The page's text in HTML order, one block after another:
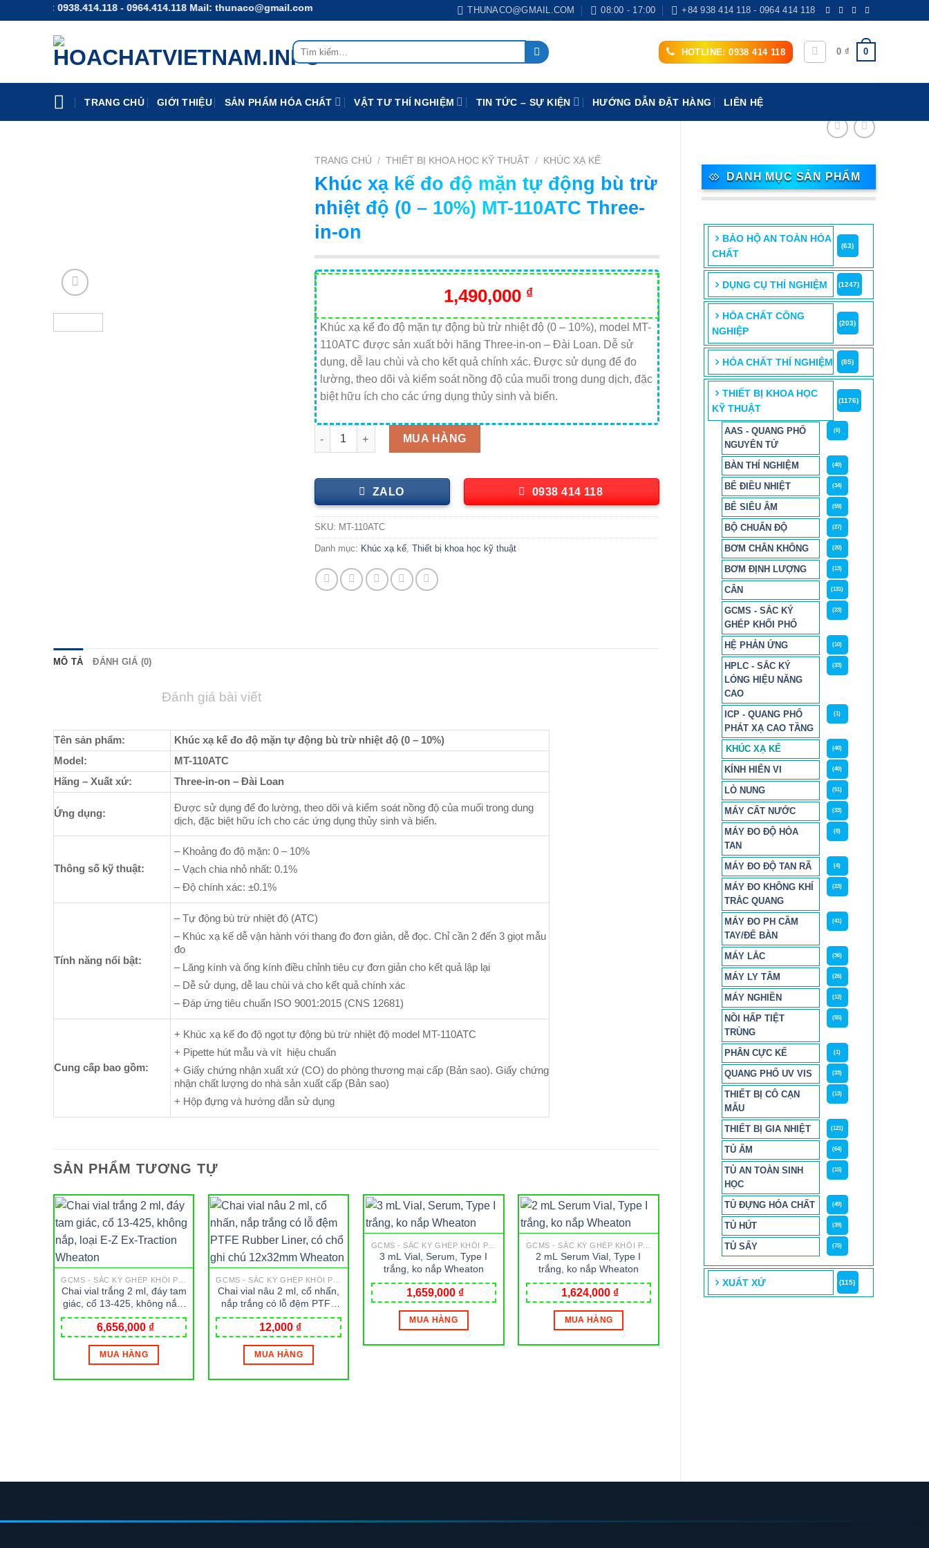
0938.414.118 - 0964.414.118 Mail: thunaco@gmail.com THUNACO@GMAIL.COM 08:00 - 17:00 +84 938 414 118 - 0964 414 118
Tìm
kiếm:
HOTLINE: 0938 414 118 0 ₫ 0
TRANG CHỦ GIỚI THIỆU SẢN PHẨM HÓA CHẤT VẬT TƯ THÍ NGHIỆM TIN TỨC – SỰ KIỆN HƯỚNG DẪN ĐẶT HÀNG LIÊN HỆ
DANH MỤC SẢN PHẨM
BẢO HỘ AN TOÀN HÓA
CHẤT
(63)
DỤNG CỤ THÍ NGHIỆM (1247)
HÓA CHẤT CÔNG
NGHIỆP
(203)
HÓA CHẤT THÍ NGHIỆM (85)
THIẾT BỊ KHOA HỌC
KỸ THUẬT
(1176)
AAS - QUANG PHỔ
NGUYÊN TỬ
(6)
BÀN THÍ NGHIỆM (40)
BỂ ĐIỀU NHIỆT (34)
BỂ SIÊU ÂM (59)
BỘ CHUẨN ĐỘ (27)
BƠM CHÂN KHÔNG (20)
BƠM ĐỊNH LƯỢNG (13)
CÂN (131)
GCMS - SẮC KÝ
GHÉP KHỐI PHỔ
(23)
HỆ PHẢN ỨNG (10)
HPLC - SẮC KÝ
LỎNG HIỆU NĂNG
CAO
(33)
ICP - QUANG PHỔ
PHÁT XẠ CAO TẦNG
(1)
KHÚC XẠ KẾ (40)
KÍNH HIỂN VI (40)
LÒ NUNG (51)
MÁY CẤT NƯỚC (33)
MÁY ĐO ĐỘ HÒA
TAN
(8)
MÁY ĐO ĐỘ TAN RÃ (4)
MÁY ĐO KHÔNG KHÍ
TRẮC QUANG
(23)
MÁY ĐO PH CẦM
TAY/ĐỂ BÀN
(41)
MÁY LẮC (36)
MÁY LY TÂM (26)
MÁY NGHIỀN (12)
NỒI HẤP TIỆT
TRÙNG
(55)
PHÂN CỰC KẾ (1)
QUANG PHỔ UV VIS (33)
THIẾT BỊ CÔ CẠN
MẪU
(13)
THIẾT BỊ GIA NHIỆT (121)
TỦ ẤM (64)
TỦ AN TOÀN SINH
HỌC
(15)
TỦ ĐỰNG HÓA CHẤT (49)
TỦ HÚT (39)
TỦ SẤY (75)
XUẤT XỨ (115)
TRANG CHỦ / THIẾT BỊ KHOA HỌC KỸ THUẬT / KHÚC XẠ KẾ
Khúc xạ kế đo độ mặn tự động bù trừ
nhiệt độ (0 – 10%) MT-110ATC Three-
in-on
1,490,000 ₫
Khúc xạ kế đo độ mặn tự động bù trừ nhiệt độ (0 – 10%), model MT-
110ATC được sản xuất bởi hãng Three-in-on – Đài Loan. Dễ sử
dụng, dễ lau chùi và cho kết quả chính xác. Được sử dụng để đo
lường, theo dõi và kiểm soát nồng độ của muối trong dung dịch, đặc
biệt hữu ích cho các ứng dụng thủy sinh và biển.
Khúc xạ kế đo độ mặn tự động bù trừ nhiệt độ (0 – 10%) MT-110ATC Three-in-on số lượng
MUA HÀNG
ZALO 0938 414 118
SKU: MT-110ATC
Danh mục: Khúc xạ kế, Thiết bị khoa học kỹ thuật
MÔ TẢ ĐÁNH GIÁ (0)
Đánh giá bài viết
Tên sản phẩm:
Khúc xạ kế đo độ mặn tự động bù trừ nhiệt độ (0 – 10%)
Model:
MT-110ATC
Hãng – Xuất xứ:
Three-in-on – Đài Loan
Ứng dụng:
Được sử dụng để đo lường, theo dõi và kiểm soát nồng độ của muối trong dung
dịch, đặc biệt hữu ích cho các ứng dụng thủy sinh và biển.
Thông số kỹ thuật:
– Khoảng đo độ mặn: 0 – 10%
– Vạch chia nhỏ nhất: 0.1%
– Độ chính xác: ±0.1%
Tính năng nổi bật:
– Tự động bù trừ nhiệt độ (ATC)
– Khúc xạ kế dễ vận hành với thang đo đơn giản, dễ đọc. Chỉ cần 2 đến 3 giọt mẫu
đo
– Lăng kính và ống kính điều chỉnh tiêu cự đơn giản cho kết quả lập lại
– Dễ sử dụng, dễ lau chùi và cho kết quả chính xác
– Đáp ứng tiêu chuẩn ISO 9001:2015 (CNS 12681)
Cung cấp bao gồm:
+ Khúc xạ kế đo độ ngọt tự động bù trừ nhiệt độ model MT-110ATC
+ Pipette hút mẫu và vít hiệu chuẩn
+ Giấy chứng nhận xuất xứ (CO) do phòng thương mại cấp (Bản sao). Giấy chứng
nhận chất lượng do nhà sản xuất cấp (Bản sao)
+ Hộp đựng và hướng dẫn sử dụng
SẢN PHẨM TƯƠNG TỰ
Chai vial trắng 2 ml, đáy tam
giác, cổ 13-425, không nắp,
loại E-Z Ex-Traction
Wheaton
6,656,000 ₫
MUA HÀNG
Chai vial nâu 2 ml, cổ nhấn,
nắp trắng có lỗ đệm PTFE
Rubber Liner, có chổ ghi
chú 12x32mm Wheaton
12,000 ₫
MUA HÀNG
3 mL Vial, Serum, Type I
trắng, ko nắp Wheaton
1,659,000 ₫
MUA HÀNG
2 mL Serum Vial, Type I
trắng, ko nắp Wheaton
1,624,000 ₫
MUA HÀNG